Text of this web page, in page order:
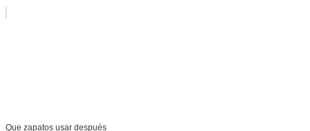
Que zapatos usar después